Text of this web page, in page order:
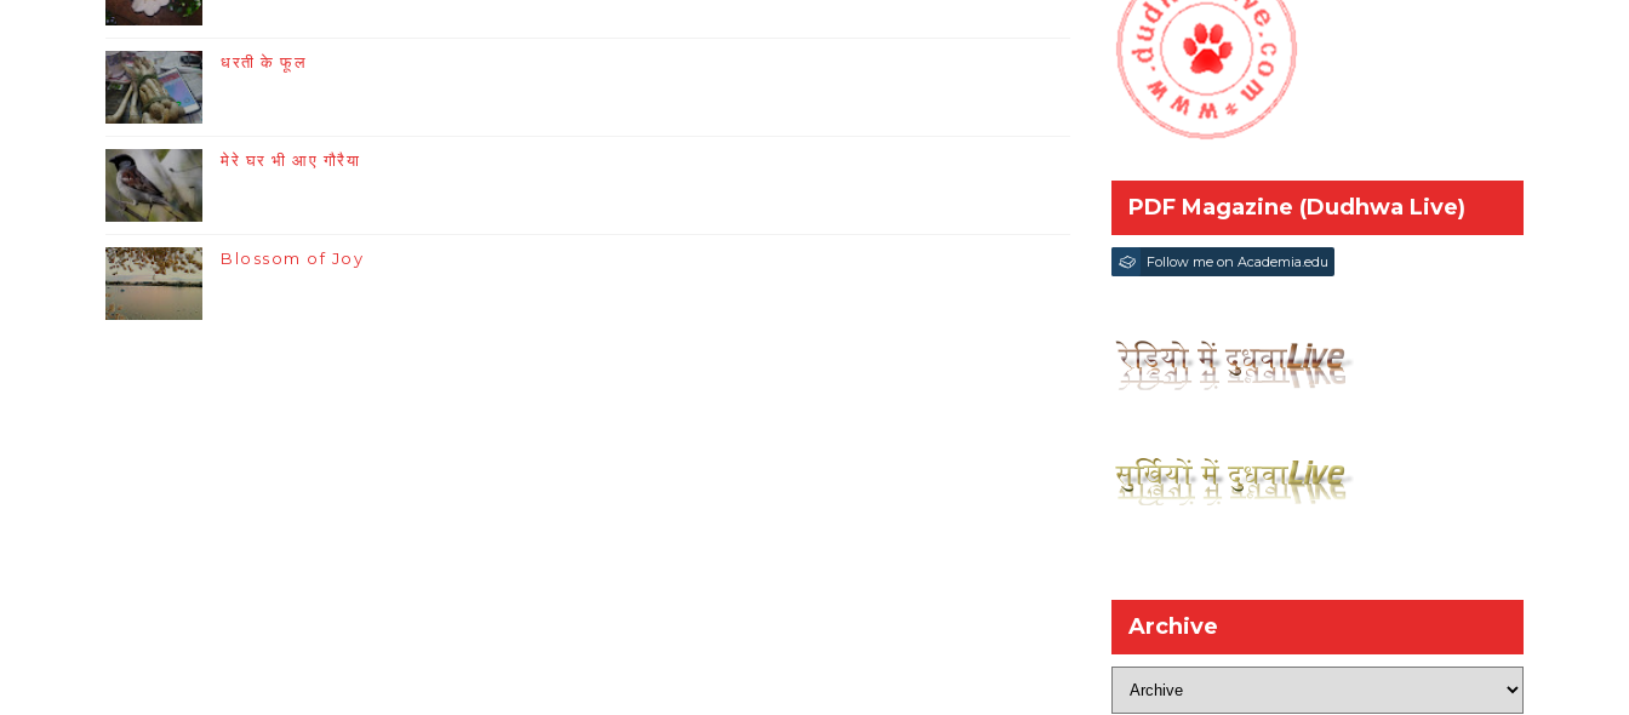
धरती के फूल
मेरे घर भी आए गौरैया
Blossom of Joy
PDF Magazine (Dudhwa Live)
Follow me on Academia.edu
Archive